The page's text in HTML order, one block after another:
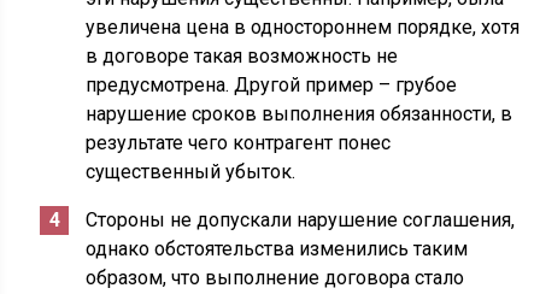
увеличена цена в одностороннем порядке, хотя
в договоре такая возможность не
предусмотрена. Другой пример – грубое
нарушение сроков выполнения обязанности, в
результате чего контрагент понес
существенный убыток.
Стороны не допускали нарушение соглашения,
однако обстоятельства изменились таким
образом, что выполнение договора стало